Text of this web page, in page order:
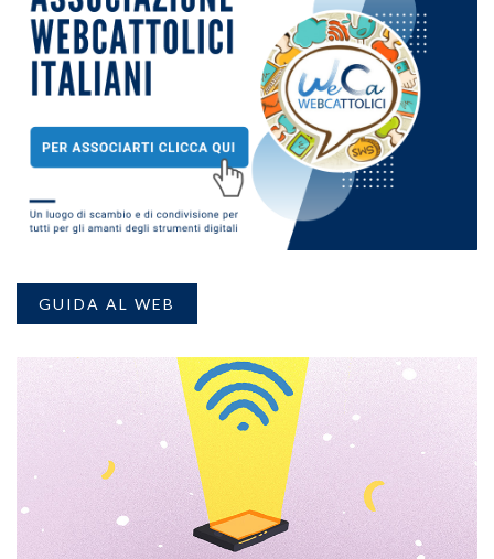
GUIDA AL WEB